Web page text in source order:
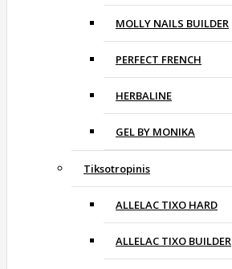
MOLLY NAILS BUILDER
PERFECT FRENCH
HERBALINE
GEL BY MONIKA
Tiksotropinis
ALLELAC TIXO HARD
ALLELAC TIXO BUILDER